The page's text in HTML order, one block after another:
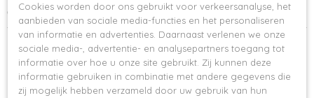
elastaan.
Ook interessant
Cookies worden door ons gebruikt voor verkeersanalyse, het
aanbieden van sociale media-functies en het personaliseren
van informatie en advertenties. Daarnaast verlenen we onze
sociale media-, advertentie- en analysepartners toegang tot
informatie over hoe u onze site gebruikt. Zij kunnen deze
informatie gebruiken in combinatie met andere gegevens die
zij mogelijk hebben verzameld door uw gebruik van hun